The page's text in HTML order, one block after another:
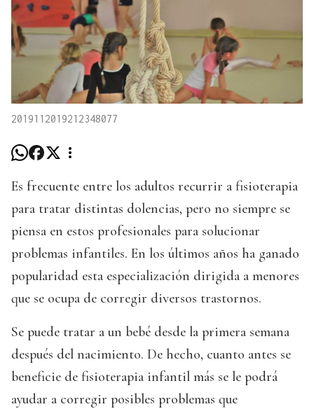
2019112019212348077
Es frecuente entre los adultos recurrir a fisioterapia
para tratar distintas dolencias, pero no siempre se
piensa en estos profesionales para solucionar
problemas infantiles. En los últimos años ha ganado
popularidad esta especialización dirigida a menores
que se ocupa de corregir diversos trastornos.
Se puede tratar a un bebé desde la primera semana
después del nacimiento. De hecho, cuanto antes se
beneficie de fisioterapia infantil más se le podrá
ayudar a corregir posibles problemas que